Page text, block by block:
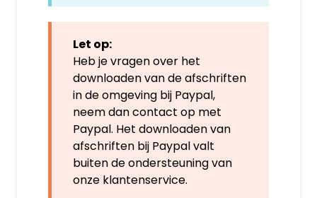
Let op:
Heb je vragen over het
downloaden van de afschriften
in de omgeving bij Paypal,
neem dan contact op met
Paypal. Het downloaden van
afschriften bij Paypal valt
buiten de ondersteuning van
onze klantenservice.